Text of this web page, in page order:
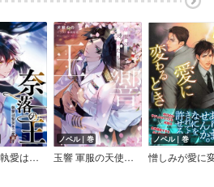
奈落の王 執愛は聖女を二度殺す
ノベル｜巻
玉響 軍服の天使たち
ノベル｜巻